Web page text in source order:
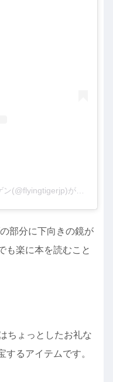
部分に下向きの鏡が
も楽に本を読むこと
ちょっとしたお礼な
するアイテムです。